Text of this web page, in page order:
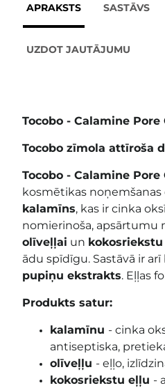
APRAKSTS SASTĀVS
UZDOT JAUTĀJUMU
Tocobo - Calamine
Tocobo zīmola attīroša
Tocobo - Calamine
kosmētikas
kalamīns, kas ir cinka
nomierinoša, apsārtumu
olīveļļai un
ādu spīdīgu. Sastāvā ir arī
pupiņu ekstrakts. Eļļas
Produkts satur:
kalamīnu - cinka
antiseptiska,
olīveļļu - eļļo,
kokosriekstu eļļu -